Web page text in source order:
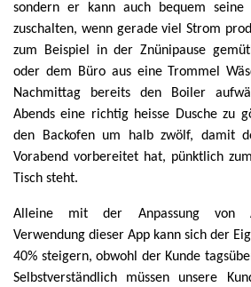
sondern er kann auch bequem seine
zuschalten, wenn gerade viel Strom
zum Beispiel in der Znünipause
oder dem Büro aus eine Trommel
Nachmittag bereits den Boiler
Abends eine richtig heisse Dusche zu
den Backofen um halb zwölf, damit
Vorabend vorbereitet hat, pünktlich
Tisch steht.
Alleine mit der Anpassung von
Verwendung dieser App kann sich der
40% steigern, obwohl der Kunde
Selbstverständlich müssen unsere